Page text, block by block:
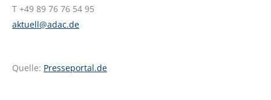
T +49 89 76 76 54 95
aktuell@adac.de
Quelle: Presseportal.de